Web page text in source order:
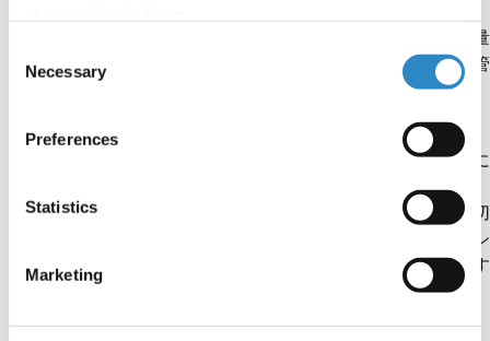
Selection
Necessary
Preferences
Statistics
Marketing
これらのデータは、効率的に査読をしなければならない大
投稿があることを示唆しています。さらに、編集委員会や
委員会は、倫理的な慣行に大きな期待を寄せています。
そのため、ジャーナルと資金提供機関には、構造と一貫性
する厳格な基準を維持する義務があります。プレ査読
（Preubmission Review）の提案を取り入れた著者は、適
免責事項や倫理声明とともにまとまりのあるプレゼンテー
ンを提出し、これらの高い基準を満たす可能性が高まりま